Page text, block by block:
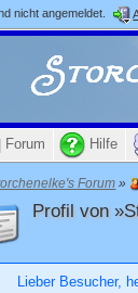
nicht angemeldet.
Forum Hilfe
Forum »
Profil von
Lieber Besucher,